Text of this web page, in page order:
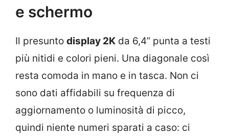
e schermo
Il presunto display 2K da 6,4” punta a testi
più nitidi e colori pieni. Una diagonale così
resta comoda in mano e in tasca. Non ci
sono dati affidabili su frequenza di
aggiornamento o luminosità di picco,
quindi niente numeri sparati a caso: ci